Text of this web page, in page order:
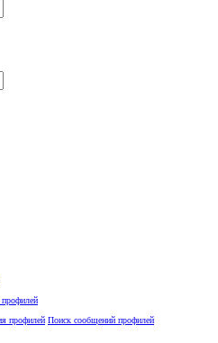
профилей Поиск сообщений профилей